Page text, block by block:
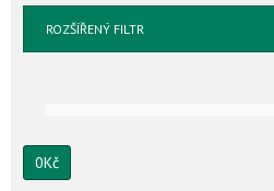
ROZŠÍŘENÝ FILTR
0Kč